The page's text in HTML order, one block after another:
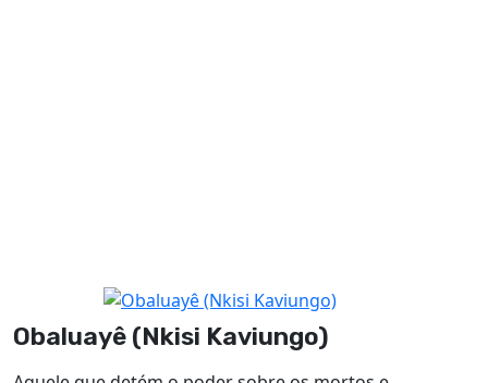
Obaluayê (Nkisi Kaviungo)